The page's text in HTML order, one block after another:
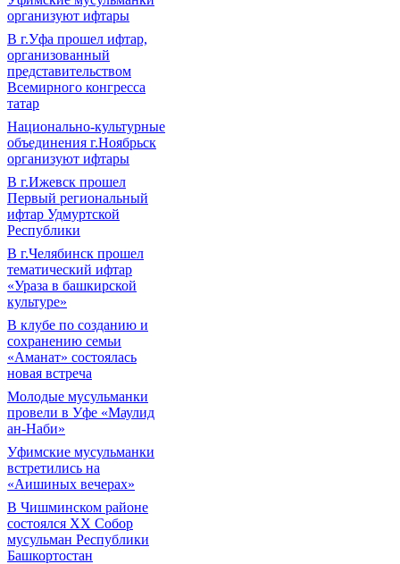
организуют ифтары
В г.Уфа прошел ифтар,
организованный
представительством
Всемирного конгресса
татар
Национально-культурные
объединения г.Ноябрьск
организуют ифтары
В г.Ижевск прошел
Первый региональный
ифтар Удмуртской
Республики
В г.Челябинск прошел
тематический ифтар
«Ураза в башкирской
культуре»
В клубе по созданию и
сохранению семьи
«Аманат» состоялась
новая встреча
Молодые мусульманки
провели в Уфе «Маулид
ан-Наби»
Уфимские мусульманки
встретились на
«Аишиных вечерах»
В Чишминском районе
состоялся XX Собор
мусульман Республики
Башкортостан